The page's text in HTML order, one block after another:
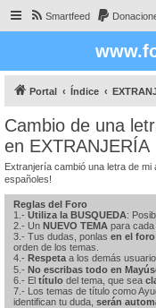
Smartfeed
Portal Índice
Cambio de una
en EXTRANJERÍA
Extranjería cambió una letra de mi
españoles!
Reglas del Foro
1.- Utiliza la BUSQUEDA:
2.- Un NUEVO TEMA para
3.- Tus dudas, ponlas en el
orden de los temas.
4.- Respeta a los demás
5.- No escribas todo en
6.- El título del tema, que sea
7.- Los temas de título como
identifican tu duda, serán